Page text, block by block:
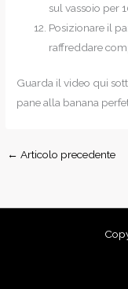
sul vassoio per
Posizionare il
raffreddare
Guarda il video qui
pane alla banana
← Articolo precedente